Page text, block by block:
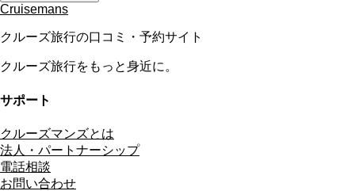
Cruisemans
クルーズ旅行の口コミ・予約サイト
クルーズ旅行をもっと身近に。
サポート
クルーズマンズとは
法人・パートナーシップ
電話相談
お問い合わせ